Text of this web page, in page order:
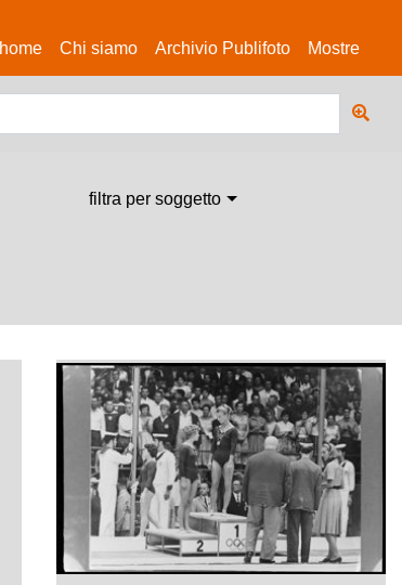
home(current)
Chi siamo Archivio Publifoto Mostre
filtra per soggetto